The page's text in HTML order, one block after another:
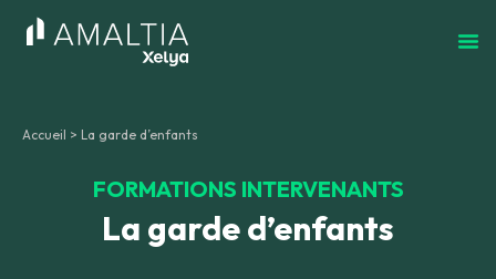
Accueil > La garde d’enfants
FORMATIONS INTERVENANTS
La garde d’enfants